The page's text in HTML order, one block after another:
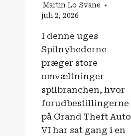
Martin Lo Svane
juli 2, 2026
I denne uges
Spilnyhederne
præger store
omvæltninger
spilbranchen, hvor
forudbestillingerne
på Grand Theft Auto
VI har sat gang i en